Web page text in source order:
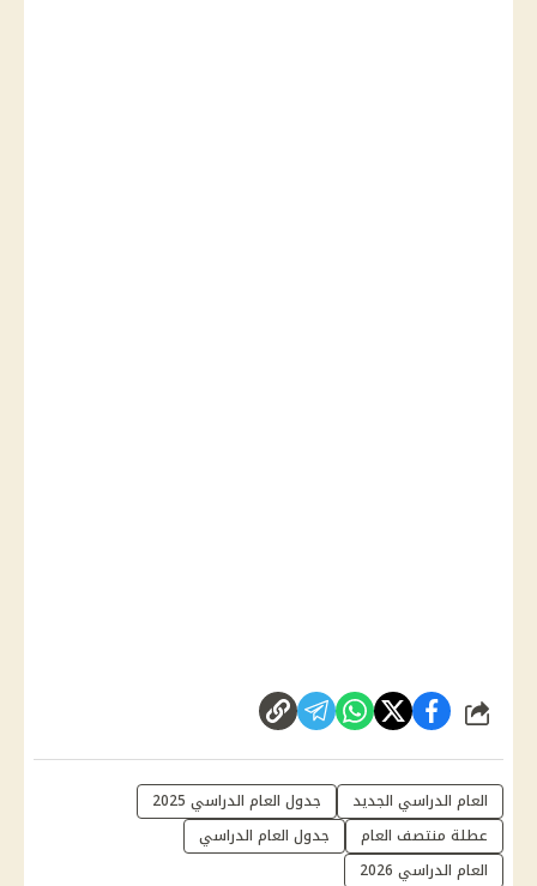
شارك
العام الدراسي الجديد
جدول العام الدراسي 2025
عطلة منتصف العام
جدول العام الدراسي
العام الدراسي 2026